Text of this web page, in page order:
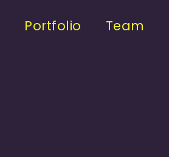
Portfolio Team